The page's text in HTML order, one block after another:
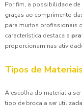
Por fim, a possibilidade de
graças ao comprimento
para muitos profissionais
característica destaca a
proporcionam nas
Tipos de
A escolha do material a
tipo de broca a ser